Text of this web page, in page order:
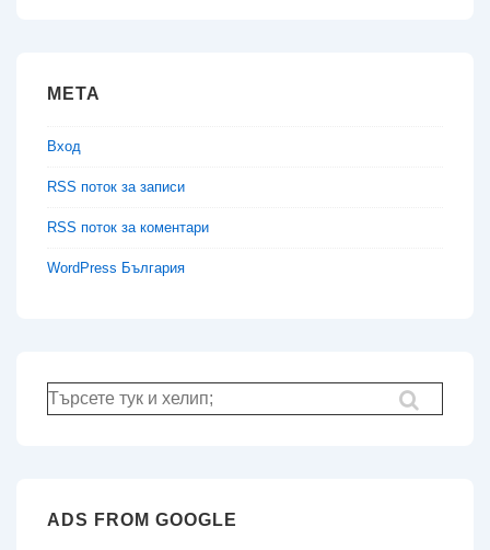
МЕТА
Вход
RSS поток за записи
RSS поток за коментари
WordPress България
Търсене
за:
ADS FROM GOOGLE